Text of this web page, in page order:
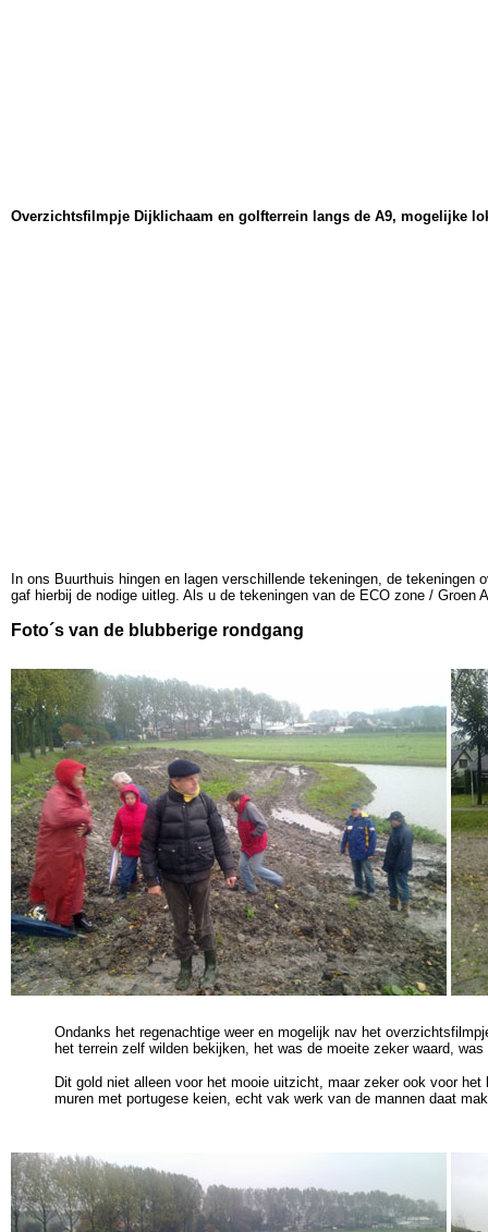
Overzichtsfilmpje Dijklichaam en golfterrein langs de A9, mogelijke
In ons Buurthuis hingen en lagen verschillende tekeningen, de
gaf hierbij de nodige uitleg. Als u de tekeningen van de ECO zone / Groen
Foto´s van de blubberige rondgang
Ondanks het regenachtige weer en mogelijk nav het
het terrein zelf wilden bekijken, het was de moeite zeker waard,
Dit gold niet alleen voor het mooie uitzicht, maar zeker ook voor
muren met portugese keien, echt vak werk van de mannen daat